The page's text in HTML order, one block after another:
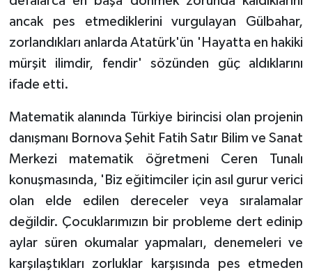
ancak pes etmediklerini vurgulayan Gülbahar,
zorlandıkları anlarda Atatürk'ün 'Hayatta en hakiki
mürşit ilimdir, fendir' sözünden güç aldıklarını
ifade etti.
Matematik alanında Türkiye birincisi olan projenin
danışmanı Bornova Şehit Fatih Satır Bilim ve Sanat
Merkezi matematik öğretmeni Ceren Tunalı
konuşmasında, 'Biz eğitimciler için asıl gurur verici
olan elde edilen dereceler veya sıralamalar
değildir. Çocuklarımızın bir probleme dert edinip
aylar süren okumalar yapmaları, denemeleri ve
karşılaştıkları zorluklar karşısında pes etmeden